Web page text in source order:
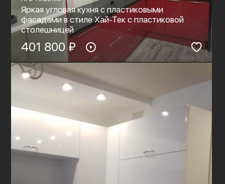
Яркая угловая кухня с пластиковыми
фасадами в стиле Хай-Тек с пластиковой
столешницей
401 800 ₽